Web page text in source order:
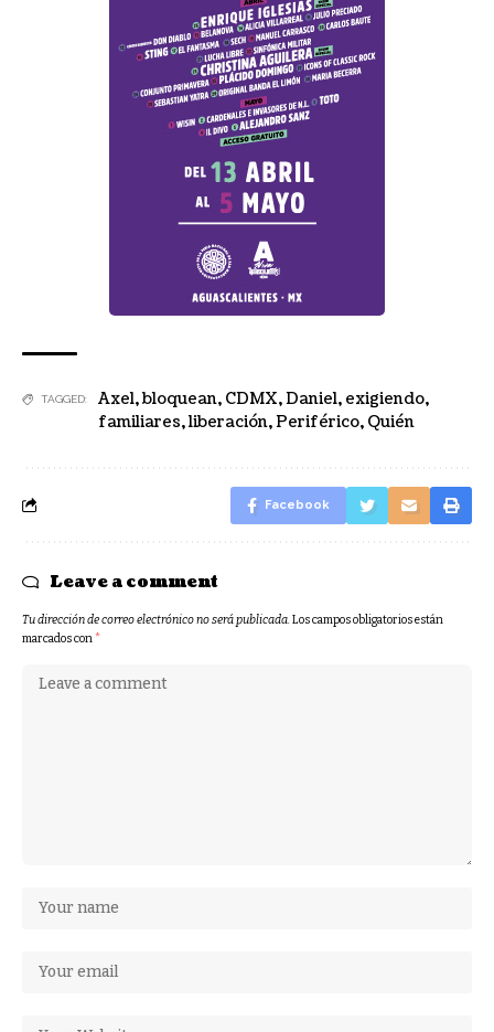
TAGGED: Axel,bloquean, CDMX,Daniel, exigiendo,
familiares,liberación,Periférico, Quién
Facebook
Leave a comment
Tu dirección de correo electrónico no será publicada.Los campos obligatorios están
marcados con*